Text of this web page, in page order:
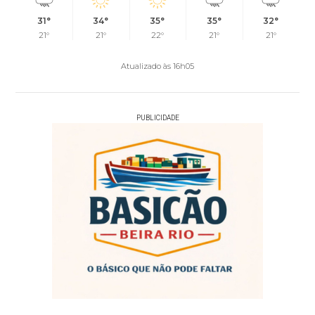
31°
21°
34°
21°
35°
22°
35°
21°
32°
21°
Atualizado às 16h05
PUBLICIDADE